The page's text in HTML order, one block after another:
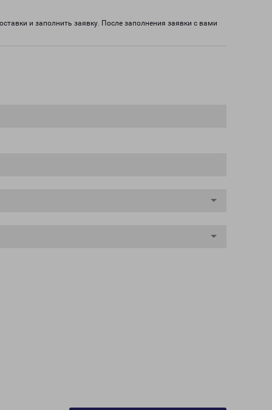
и заполнить заявку. После заполнения заявки с вами